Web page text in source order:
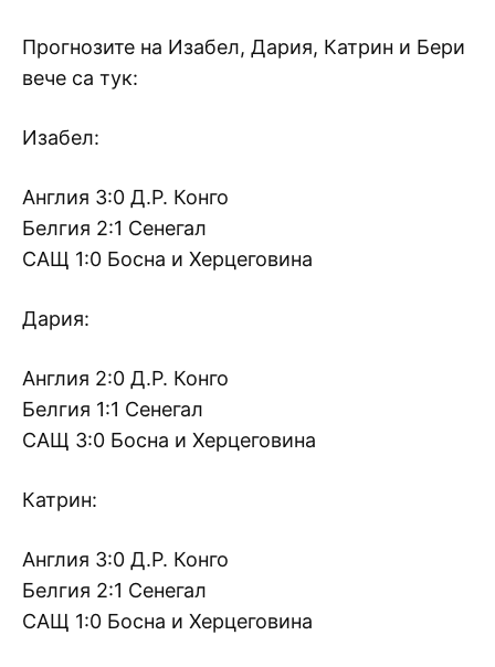
Прогнозите на Изабел, Дария, Катрин и Бери
вече са тук:
Изабел:
Англия 3:0 Д.Р. Конго
Белгия 2:1 Сенегал
САЩ 1:0 Босна и Херцеговина
Дария:
Англия 2:0 Д.Р. Конго
Белгия 1:1 Сенегал
САЩ 3:0 Босна и Херцеговина
Катрин:
Англия 3:0 Д.Р. Конго
Белгия 2:1 Сенегал
САЩ 1:0 Босна и Херцеговина